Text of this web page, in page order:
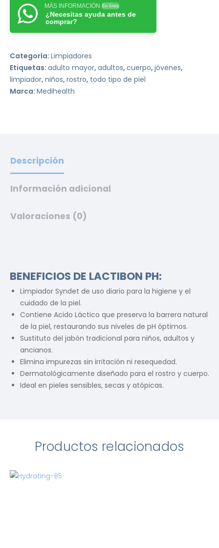
MÁS INFORMACIÓN En línea
¿Necesitas ayuda antes de
comprar?
Categoría: Limpiadores
Etiquetas: adulto mayor, adultos, cuerpo, jóvenes,
limpiador, niños, rostro, todo tipo de piel
Marca: Medihealth
Descripción
Información adicional
Valoraciones (0)
BENEFICIOS DE LACTIBON PH:
Limpiador Syndet de uso diario para la higiene y el
cuidado de la piel.
Contiene Acido Láctico que preserva la barrera natural
de la piel, restaurando sus niveles de pH óptimos.
Sustituto del jabón tradicional para niños, adultos y
ancianos.
Elimina impurezas sin irritación ni resequedad.
Dermatológicamente diseñado para el rostro y cuerpo.
Ideal en pieles sensibles, secas y atópicas.
Productos relacionados